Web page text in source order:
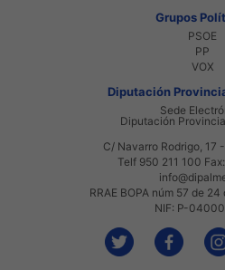
Grupos
PSOE
PP
VOX
Diputación
Sede
Diputación
C/ Navarro Rodrigo, 17
Telf 950 211 100
RRAE BOPA núm 57 de
NIF: P-